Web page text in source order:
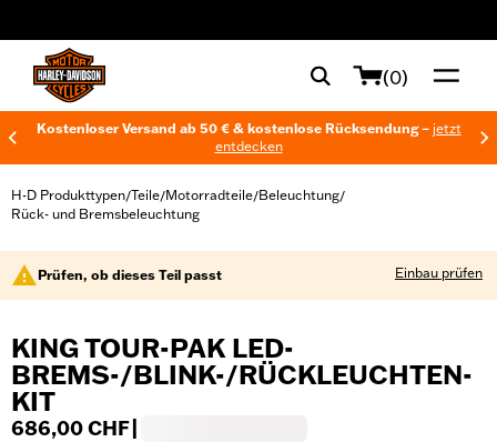
(0)
Kostenloser Versand ab 50 € & kostenlose Rücksendung – jetzt
entdecken
H-D Produkttypen/Teile/Motorradteile/Beleuchtung/
Rück- und Bremsbeleuchtung
Prüfen, ob dieses Teil passt Einbau prüfen
KING TOUR-PAK LED-
BREMS-/BLINK-/RÜCKLEUCHTEN-
KIT
686,00 CHF